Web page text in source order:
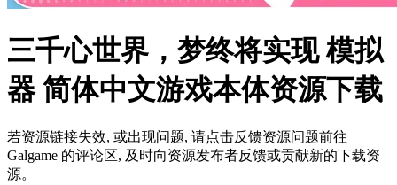
三千心世界，梦终将实现 模拟
器 简体中文游戏本体资源下载
若资源链接失效, 或出现问题, 请点击反馈资源问题前往
Galgame 的评论区, 及时向资源发布者反馈或贡献新的下载资
源。